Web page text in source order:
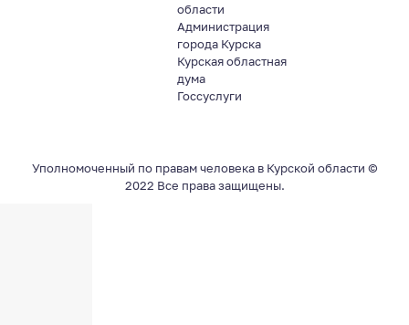
области
Администрация
города Курска
Курская областная
дума
Госсуслуги
Уполномоченный по правам человека в Курской области ©
2022 Все права защищены.